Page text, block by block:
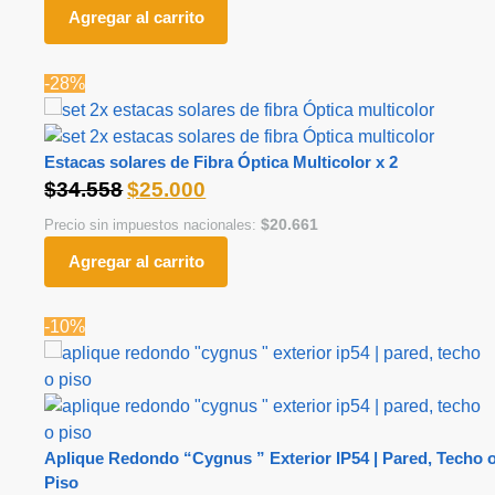
Agregar al carrito
-28%
Estacas solares de Fibra Óptica Multicolor x 2
$34.558$25.000
Precio sin impuestos nacionales:$20.661
Agregar al carrito
-10%
Aplique Redondo “Cygnus ” Exterior IP54 | Pared, Techo
Piso